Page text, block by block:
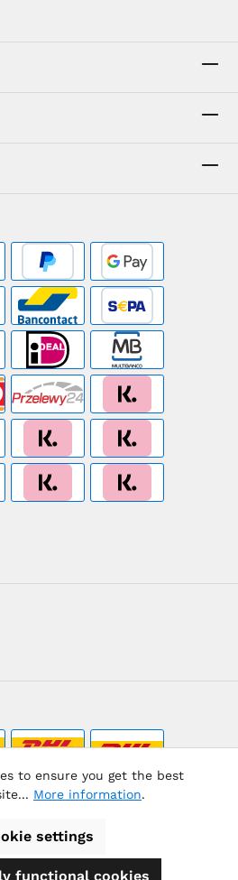
/ BVD Europe Travel Center
to ensure you get the best
More information.
settings
functional cookies